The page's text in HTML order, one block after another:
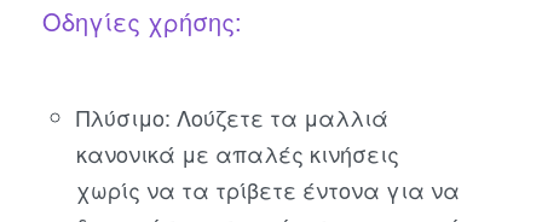
Οδηγίες χρήσης:
Πλύσιμο: Λούζετε τα μαλλιά
κανονικά με απαλές κινήσεις
χωρίς να τα τρίβετε έντονα για να